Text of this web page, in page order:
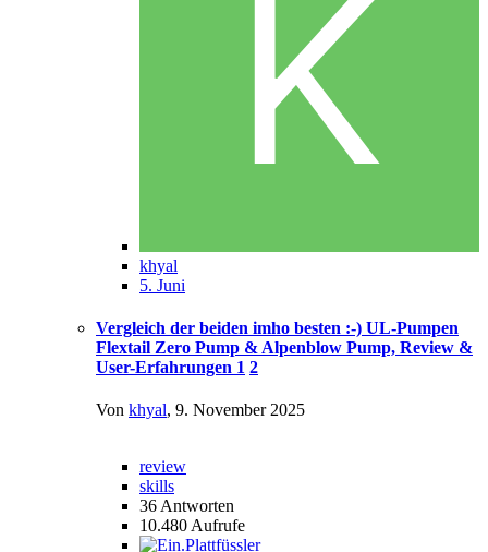
khyal
5. Juni
Vergleich der beiden imho besten :-) UL-Pumpen
Flextail Zero Pump & Alpenblow Pump, Review &
User-Erfahrungen 1 2
Von khyal, 9. November 2025
review
skills
36 Antworten
10.480 Aufrufe